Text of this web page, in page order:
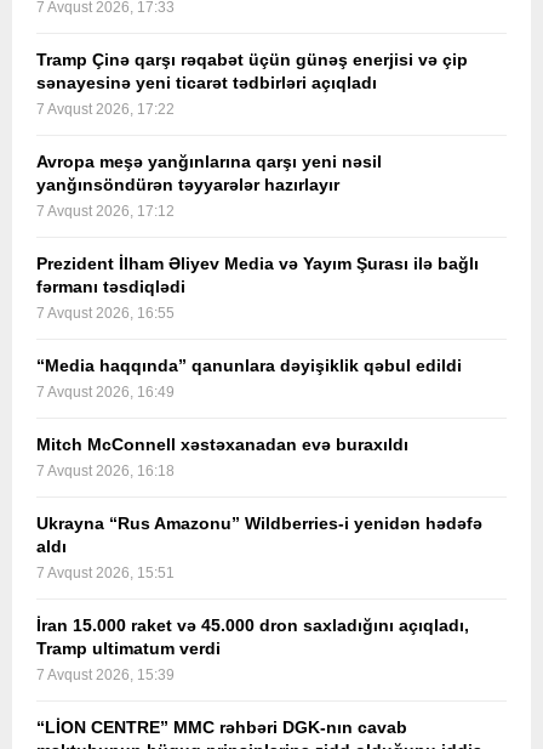
7 Avqust 2026, 17:33
Tramp Çinə qarşı rəqabət üçün günəş enerjisi və çip
sənayesinə yeni ticarət tədbirləri açıqladı
7 Avqust 2026, 17:22
Avropa meşə yanğınlarına qarşı yeni nəsil
yanğınsöndürən təyyarələr hazırlayır
7 Avqust 2026, 17:12
Prezident İlham Əliyev Media və Yayım Şurası ilə bağlı
fərmanı təsdiqlədi
7 Avqust 2026, 16:55
“Media haqqında” qanunlara dəyişiklik qəbul edildi
7 Avqust 2026, 16:49
Mitch McConnell xəstəxanadan evə buraxıldı
7 Avqust 2026, 16:18
Ukrayna “Rus Amazonu” Wildberries-i yenidən hədəfə
aldı
7 Avqust 2026, 15:51
İran 15.000 raket və 45.000 dron saxladığını açıqladı,
Tramp ultimatum verdi
7 Avqust 2026, 15:39
“LİON CENTRE” MMC rəhbəri DGK-nın cavab